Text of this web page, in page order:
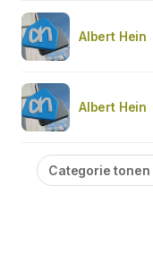
Albert Hein
Albert Hein
Categorie tonen